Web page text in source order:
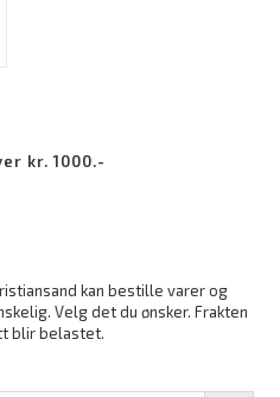
kr. 1000.-
kan bestille varer og
Velg det du ønsker. Frakten
blir belastet.